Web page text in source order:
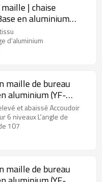
| chaise
en aluminium
bureau
d’aluminium
maille de bureau
aluminium (YF-
et abaissé Accoudoir
6 niveaux L'angle de
107
maille de bureau